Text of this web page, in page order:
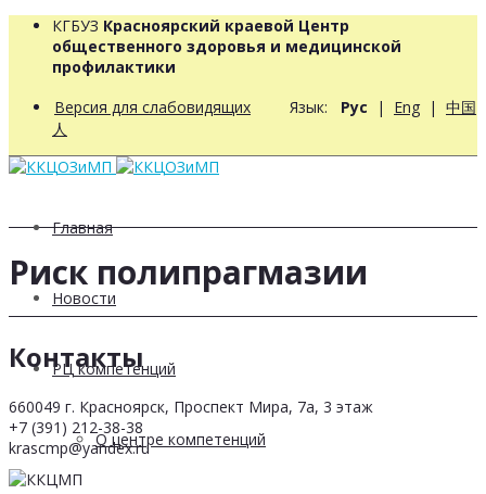
КГБУЗ Красноярский краевой Центр
общественного здоровья и медицинской
профилактики
Версия для слабовидящих Язык: Рус | Eng | 中国
人
Главная
Новости
РЦ компетенций
О центре компетенций
Риск полипрагмазии
Контакты
660049 г. Красноярск, Проспект Мира, 7а, 3 этаж
+7 (391) 212-38-38
krascmp@yandex.ru